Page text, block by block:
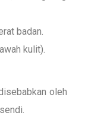
badan.
kulit).
oleh